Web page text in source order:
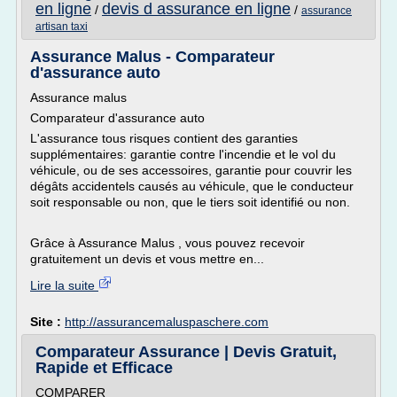
en ligne / devis d assurance en ligne / assurance
artisan taxi
Assurance Malus - Comparateur
d'assurance auto
Assurance malus
Comparateur d'assurance auto
L'assurance tous risques contient des garanties
supplémentaires: garantie contre l'incendie et le vol du
véhicule, ou de ses accessoires, garantie pour couvrir les
dégâts accidentels causés au véhicule, que le conducteur
soit responsable ou non, que le tiers soit identifié ou non.
Grâce à Assurance Malus , vous pouvez recevoir
gratuitement un devis et vous mettre en...
Lire la suite
Site : http://assurancemaluspaschere.com
Comparateur Assurance | Devis Gratuit,
Rapide et Efficace
COMPARER